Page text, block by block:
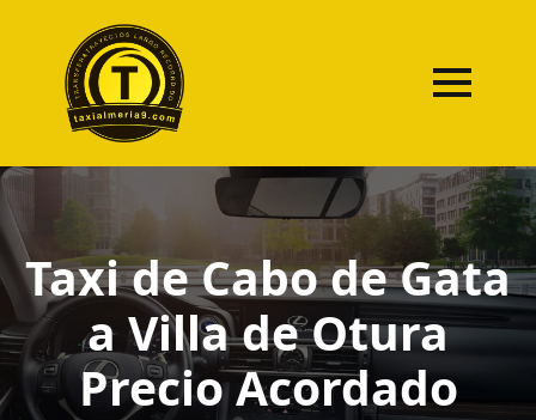
Taxi de Cabo de Gata
a Villa de Otura
Precio Acordado